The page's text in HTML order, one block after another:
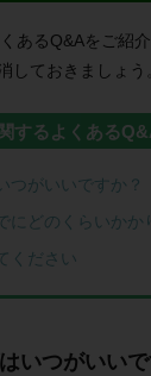
あるQ&Aをご紹
しておきましょう
つがいいですか？
にどのくらいかか
ください
いつがいいで